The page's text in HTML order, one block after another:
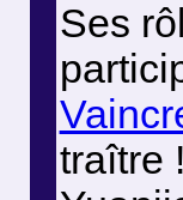
Ses
traître